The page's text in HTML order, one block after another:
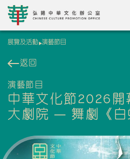
EN繁簡
一所讓公眾體
展覽及活動 演藝節目
返回
演藝節目
中華文化節2026開
大劇院 — 舞劇《白